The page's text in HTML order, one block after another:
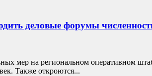
деловые форумы
мер на региональном оперативном
Также откроются...